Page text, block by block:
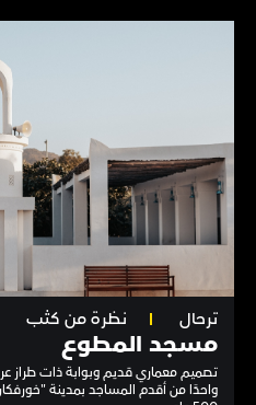
ترحال نظرة من كثب
مسجد المطوع
تصميم معماري قديم وبوابة ذات
واحدًا من أقدم المساجد بمدينة